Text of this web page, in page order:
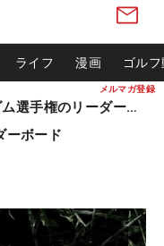
メルマガ登録
ライフ 漫画 ゴル
松山英樹ら出場 ウィンダム選手権のリーダーボード
ボード